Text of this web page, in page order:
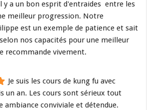
y a un bon esprit d'entraides  entre les
meilleur progression. Notre
est un exemple de patience et sait
nos capacités pour une meilleur
recommande vivement.
Je suis les cours de kung fu avec
un an. Les cours sont sérieux tout
ambiance conviviale et détendue.